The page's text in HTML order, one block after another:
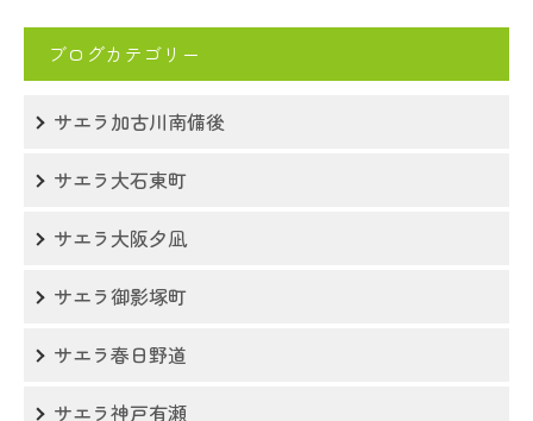
ブログカテゴリー
サエラ加古川南備後
サエラ大石東町
サエラ大阪夕凪
サエラ御影塚町
サエラ春日野道
サエラ神戸有瀬